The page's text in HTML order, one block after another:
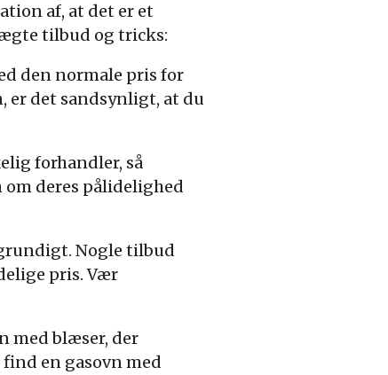
af, at det er et
tilbud og tricks:
den normale pris for
er det sandsynligt, at du
forhandler, så
deres pålidelighed
Nogle tilbud
pris. Vær
med blæser, der
en gasovn med